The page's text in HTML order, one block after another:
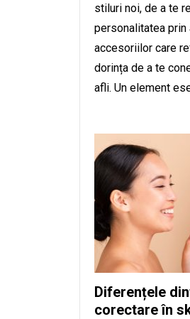
stiluri noi, de a te
personalitatea prin
accesoriilor care
dorința de a te
afli. Un element
Diferențele
corectare în